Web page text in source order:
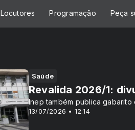
Locutores Programação Peça
Saúde
13/07/2026 • 12:14
Revalida 2026/1:
Inep também publica